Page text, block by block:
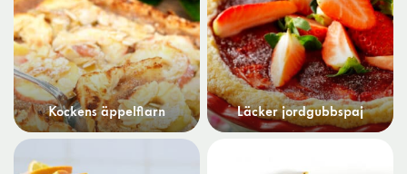
Kockens äppelflarn Läcker jordgubbspaj